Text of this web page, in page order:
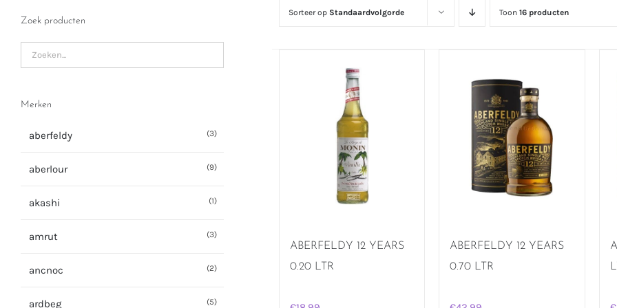
Sorteer op Standaardvolgorde Toon16 producten
ABERFELDY 12 YEARS
0.20 LTR
ABERFELDY 12 YEARS
0.70 LTR
Zoek producten
Merken
aberfeldy (3)
aberlour (9)
akashi (1)
amrut (3)
ancnoc (2)
ardbeg (5)